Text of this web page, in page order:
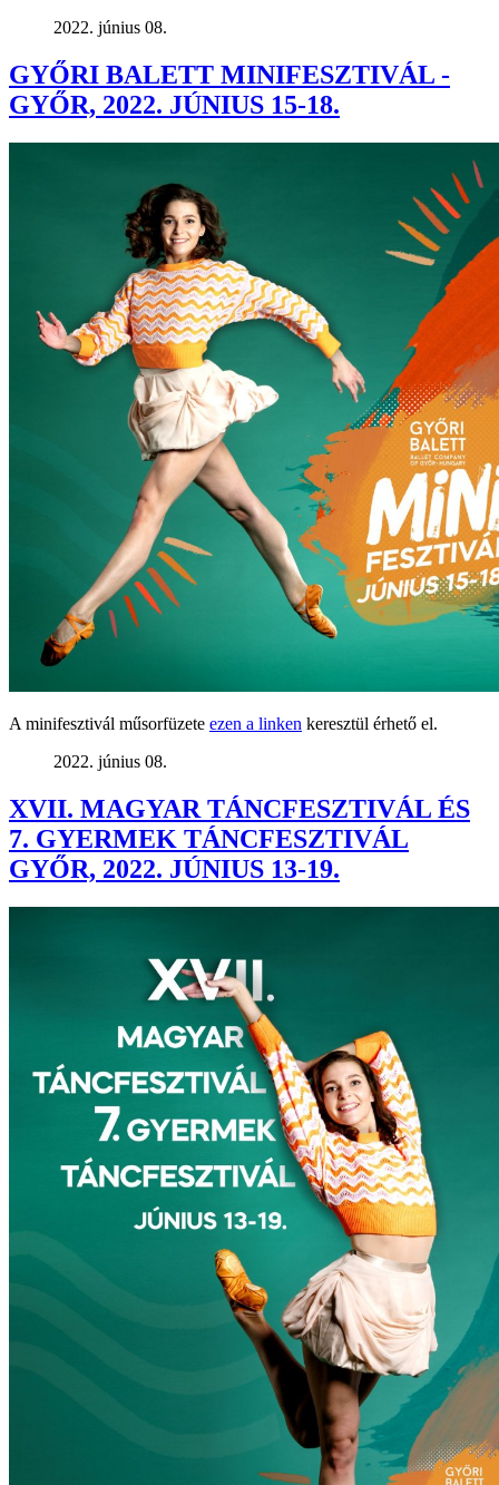
2022. június 08.
GYŐRI BALETT MINIFESZTIVÁL -
GYŐR, 2022. JÚNIUS 15-18.
A minifesztivál műsorfüzete ezen a linken keresztül érhető el.
2022. június 08.
XVII. MAGYAR TÁNCFESZTIVÁL ÉS
7. GYERMEK TÁNCFESZTIVÁL
GYŐR, 2022. JÚNIUS 13-19.